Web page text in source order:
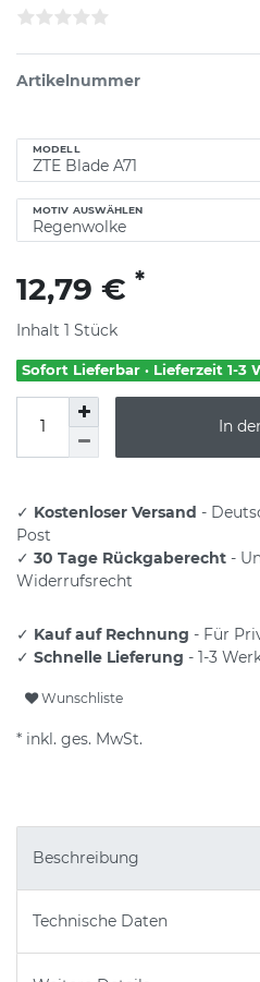
Artikelnummer
MODELL
MOTIV AUSWÄHLEN
12,79 € *
Inhalt 1 Stück
Sofort Lieferbar · Lieferzeit 1-3
In
✓ Kostenloser Versand -
Post
✓ 30 Tage Rückgaberecht -
Widerrufsrecht
✓ Kauf auf Rechnung - Für
✓ Schnelle Lieferung - 1-3
Wunschliste
* inkl. ges. MwSt.
Beschreibung
Technische Daten